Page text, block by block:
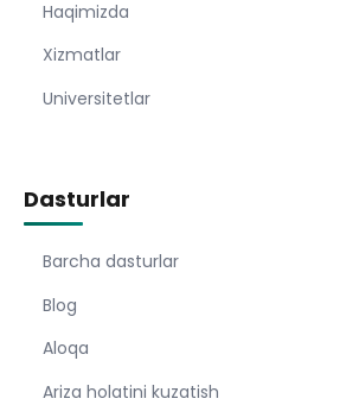
Haqimizda
Xizmatlar
Universitetlar
Dasturlar
Barcha dasturlar
Blog
Aloqa
Ariza holatini kuzatish